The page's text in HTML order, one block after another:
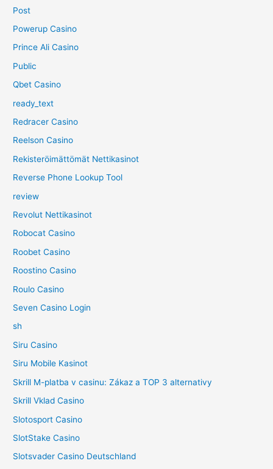
Post
Powerup Casino
Prince Ali Casino
Public
Qbet Casino
ready_text
Redracer Casino
Reelson Casino
Rekisteröimättömät Nettikasinot
Reverse Phone Lookup Tool
review
Revolut Nettikasinot
Robocat Casino
Roobet Casino
Roostino Casino
Roulo Casino
Seven Casino Login
sh
Siru Casino
Siru Mobile Kasinot
Skrill M-platba v casinu: Zákaz a TOP 3 alternativy
Skrill Vklad Casino
Slotosport Casino
SlotStake Casino
Slotsvader Casino Deutschland